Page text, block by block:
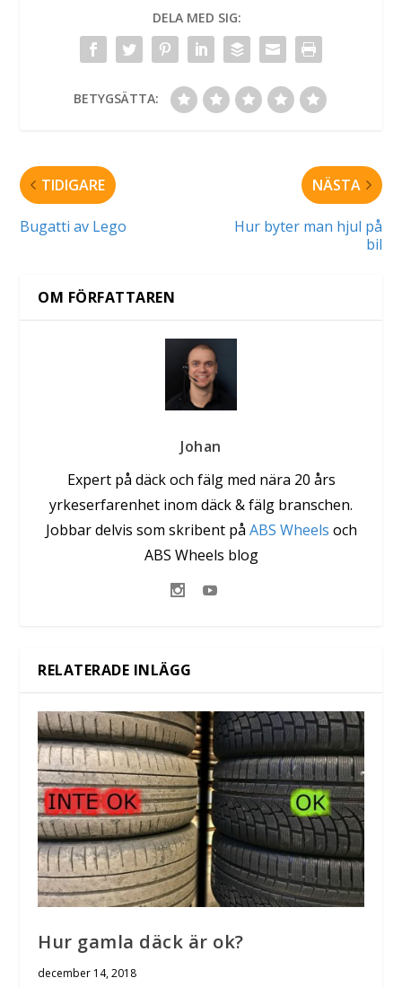
DELA MED SIG:
BETYGSÄTTA:
TIDIGARE
Bugatti av Lego
NÄSTA
Hur byter man hjul på
bil
OM FÖRFATTAREN
Johan
Expert på däck och fälg med nära 20 års
yrkeserfarenhet inom däck & fälg branschen.
Jobbar delvis som skribent på ABS Wheels och
ABS Wheels blog
RELATERADE INLÄGG
Hur gamla däck är ok?
december 14, 2018